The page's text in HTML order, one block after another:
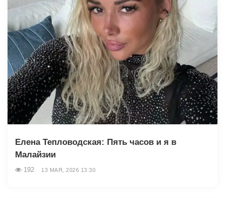
Елена Тепловодская: Пять часов и я в
Малайзии
192 13 МАЯ, 2026 13:30